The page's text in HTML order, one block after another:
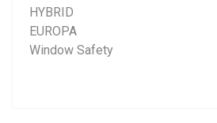
HYBRID
EUROPA
Window Safety